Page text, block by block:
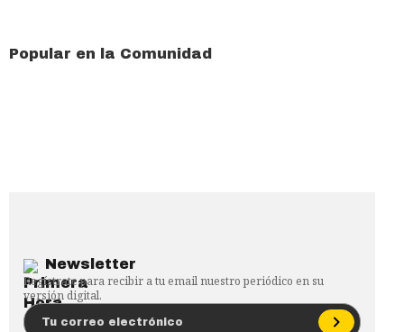
Popular en la Comunidad
Newsletter
Regístrate para recibir a tu email nuestro periódico en su
versión digital.